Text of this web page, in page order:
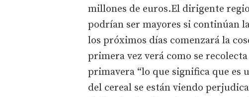
millones de euros.El dirigente
podrían ser mayores si continúan
los próximos días comenzará la
primera vez verá como se
primavera “lo que significa que es
del cereal se están viendo